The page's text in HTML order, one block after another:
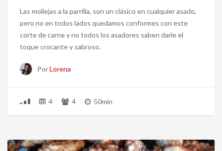
Las mollejas a la parrilla, son un clásico en cualquier asado,
pero no en todos lados quedamos conformes con este
corte de carne y no todos los asadores saben darle el
toque crocante y sabroso.
PorLorena
4 4 50min